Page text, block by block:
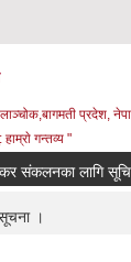
प्रदेश,
गन्तव्य "
कर संकलनका लागि
।